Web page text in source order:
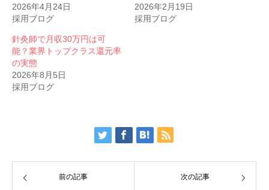
2026年4月24日
採用ブログ
2026年2月19日
採用ブログ
針灸師で月収30万円は可
能？業界トップクラス還元率
の実態
2026年8月5日
採用ブログ
前の記事 次の記事